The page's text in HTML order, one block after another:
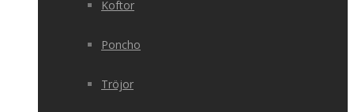
Koftor
Poncho
Tröjor